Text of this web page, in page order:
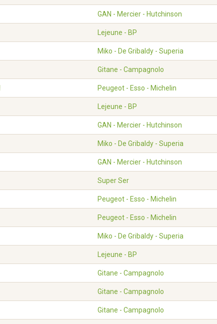
GAN - Mercier - Hutchinson
Lejeune - BP
Miko - De Gribaldy - Superia
Gitane - Campagnolo
Peugeot - Esso - Michelin
Lejeune - BP
GAN - Mercier - Hutchinson
Miko - De Gribaldy - Superia
GAN - Mercier - Hutchinson
Super Ser
Peugeot - Esso - Michelin
Peugeot - Esso - Michelin
Miko - De Gribaldy - Superia
Lejeune - BP
Gitane - Campagnolo
Gitane - Campagnolo
Gitane - Campagnolo